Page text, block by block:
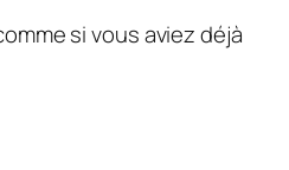
si vous aviez déjà